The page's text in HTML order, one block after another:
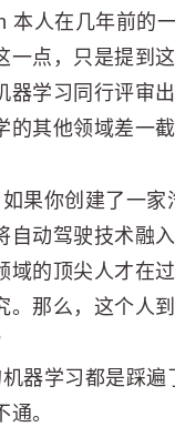
本人在几年前的
一点，只是提到
器学习同行评审
的其他领域差一截
果你创建了一家
自动驾驶技术融
域的顶尖人才在
。那么，这个人
器学习都是踩遍
。